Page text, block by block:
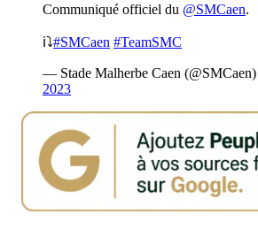
Communiqué officiel du @SMCaen.
ℹ️⤵️#SMCaen #TeamSMC
— Stade Malherbe Caen (@SMCaen)
2023